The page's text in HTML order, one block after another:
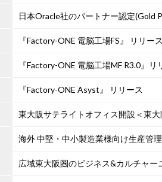
日本Oracle社のパートナー認定(Gold
『Factory-ONE 電脳工場FS』 リリース
『Factory-ONE 電脳工場MF R3.0』リ
『Factory-ONE Asyst』 リリース
東大阪サテライトオフィス開設＜東大
海外 中堅・中小製造業様向け生産管
広域東大阪圏のビジネス&カルチャー